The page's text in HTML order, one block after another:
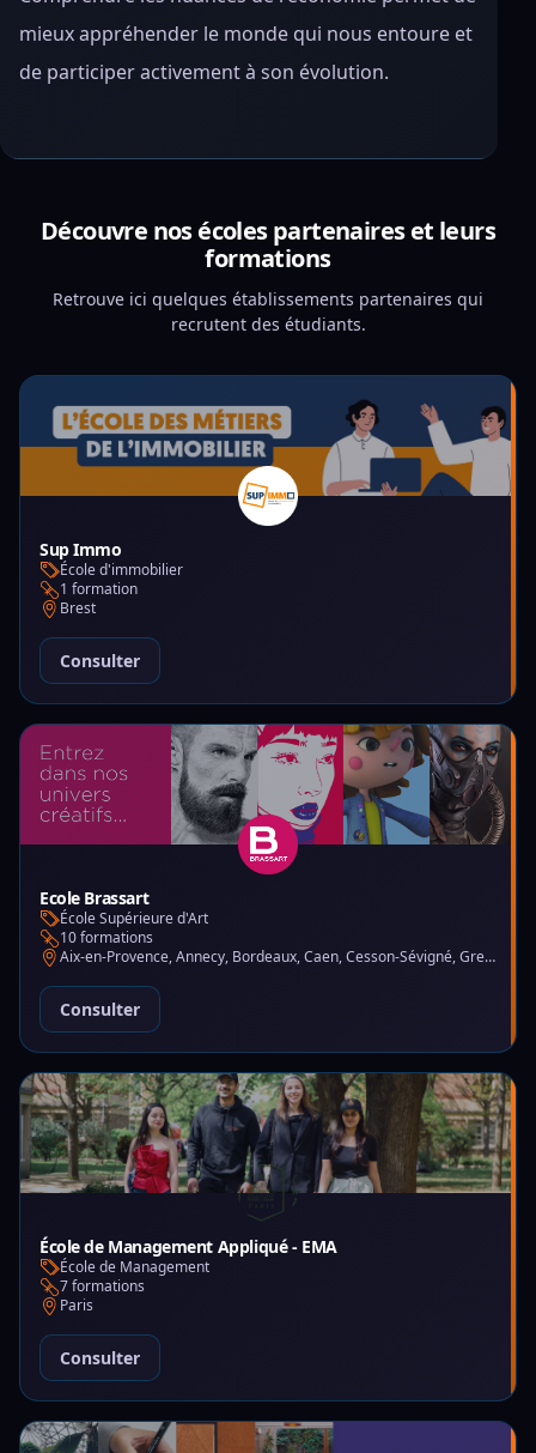
mieux appréhender le monde qui nous entoure et
de participer activement à son évolution.
Découvre nos écoles partenaires et leurs
formations
Retrouve ici quelques établissements partenaires qui
recrutent des étudiants.
Sup Immo
École d'immobilier
1 formation
Brest
Consulter
Ecole Brassart
École Supérieure d'Art
10 formations
Aix-en-Provence, Annecy, Bordeaux, Caen, Cesson-Sévigné, Grenoble, Lille, Lyon, Montpellier, Nantes, Nice, Paris, Toulouse, Tours
Consulter
École de Management Appliqué - EMA
École de Management
7 formations
Paris
Consulter